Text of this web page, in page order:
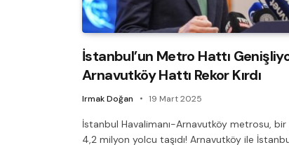
İstanbul’un Metro Hattı
Arnavutköy Hattı Rekor Kırdı
Irmak Doğan 19 Mart 2025
İstanbul Havalimanı-Arnavutköy metrosu, bir
4,2 milyon yolcu taşıdı! Arnavutköy ile